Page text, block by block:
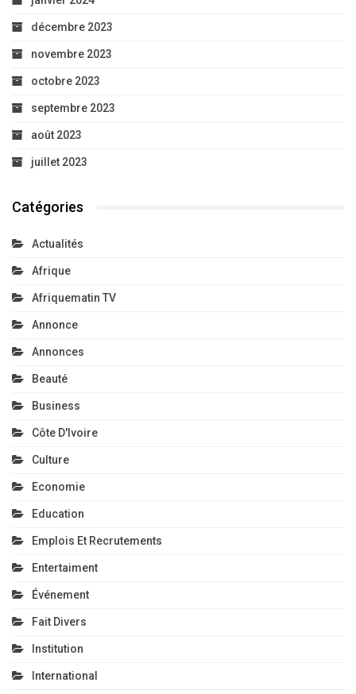
décembre 2023
novembre 2023
octobre 2023
septembre 2023
août 2023
juillet 2023
Catégories
Actualités
Afrique
Afriquematin TV
Annonce
Annonces
Beauté
Business
Côte D'Ivoire
Culture
Economie
Education
Emplois Et Recrutements
Entertaiment
Événement
Fait Divers
Institution
International